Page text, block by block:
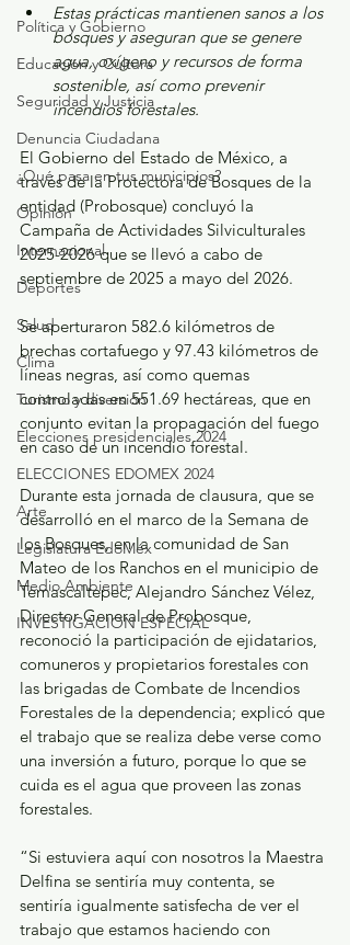
Política y Gobierno
Educación y Cultura
Seguridad y Justicia
Denuncia Ciudadana
¿Qué pasa en tus municipios?
Opinión
Internacional
Deportes
Salud
Clima
Turismo y diversión
Elecciones presidenciales 2024
ELECCIONES EDOMEX 2024
Arte
Legislatura EdoMéx
Medio Ambiente
INVESTIGACIÓN ESPECIAL
Estas prácticas mantienen sanos a los
bosques y aseguran que se genere
agua, oxígeno y recursos de forma
sostenible, así como prevenir
incendios forestales.
El Gobierno del Estado de México, a
través de la Protectora de Bosques de la
entidad (Probosque) concluyó la
Campaña de Actividades Silviculturales
2025-2026 que se llevó a cabo de
septiembre de 2025 a mayo del 2026.
Se aperturaron 582.6 kilómetros de
brechas cortafuego y 97.43 kilómetros de
líneas negras, así como quemas
controladas en 551.69 hectáreas, que en
conjunto evitan la propagación del fuego
en caso de un incendio forestal.
Durante esta jornada de clausura, que se
desarrolló en el marco de la Semana de
los Bosques, en la comunidad de San
Mateo de los Ranchos en el municipio de
Temascaltepec, Alejandro Sánchez Vélez,
Director General de Probosque,
reconoció la participación de ejidatarios,
comuneros y propietarios forestales con
las brigadas de Combate de Incendios
Forestales de la dependencia; explicó que
el trabajo que se realiza debe verse como
una inversión a futuro, porque lo que se
cuida es el agua que proveen las zonas
forestales.
“Si estuviera aquí con nosotros la Maestra
Delfina se sentiría muy contenta, se
sentiría igualmente satisfecha de ver el
trabajo que estamos haciendo con